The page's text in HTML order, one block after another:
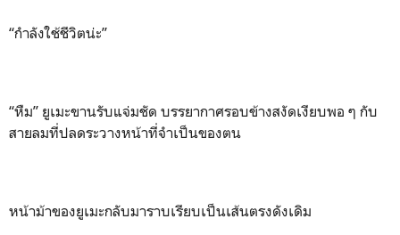
“กำลังใช้ชีวิตน่ะ”
“หืม” ยูเมะขานรับแจ่มชัด บรรยากาศรอบข้างสงัดเงียบพอ ๆ กับ
สายลมที่ปลดระวางหน้าที่จำเป็นของตน
หน้าม้าของยูเมะกลับมาราบเรียบเป็นเส้นตรงดังเดิม